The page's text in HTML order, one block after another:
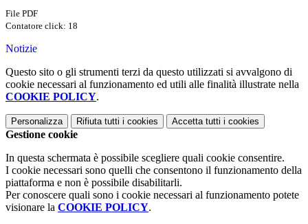
File PDF
Contatore click: 18
Notizie
Questo sito o gli strumenti terzi da questo utilizzati si avvalgono di
cookie necessari al funzionamento ed utili alle finalità illustrate nella
COOKIE POLICY.
Personalizza Rifiuta tutti i cookies Accetta tutti i cookies
Gestione cookie
In questa schermata è possibile scegliere quali cookie consentire.
I cookie necessari sono quelli che consentono il funzionamento della
piattaforma e non è possibile disabilitarli.
Per conoscere quali sono i cookie necessari al funzionamento potete
visionare la COOKIE POLICY.